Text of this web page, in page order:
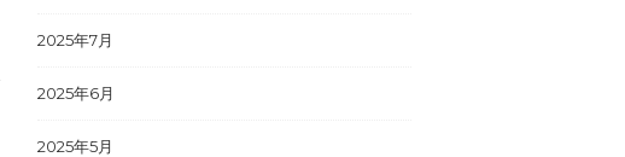
2025年7月
2025年6月
2025年5月